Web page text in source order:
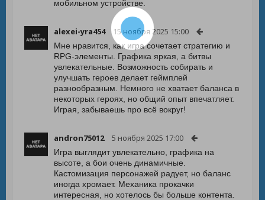
мобильном устройстве.
alexei-yra454 15 ноября 2025 15:00
Мне нравится, как игра сочетает стратегию и
RPG-элементы. Графика яркая, а битвы
увлекательные. Возможность собирать и
улучшать героев делает геймплей
разнообразным. Немного не хватает баланса в
некоторых героях, но общий опыт впечатляет.
Играя, забываешь про всё вокруг!
andron75012 5 ноября 2025 17:00
Игра выглядит увлекательно, графика на
высоте, а бои очень динамичные.
Кастомизация персонажей радует, но баланс
иногда хромает. Механика прокачки
интересная, но хотелось бы больше контента.